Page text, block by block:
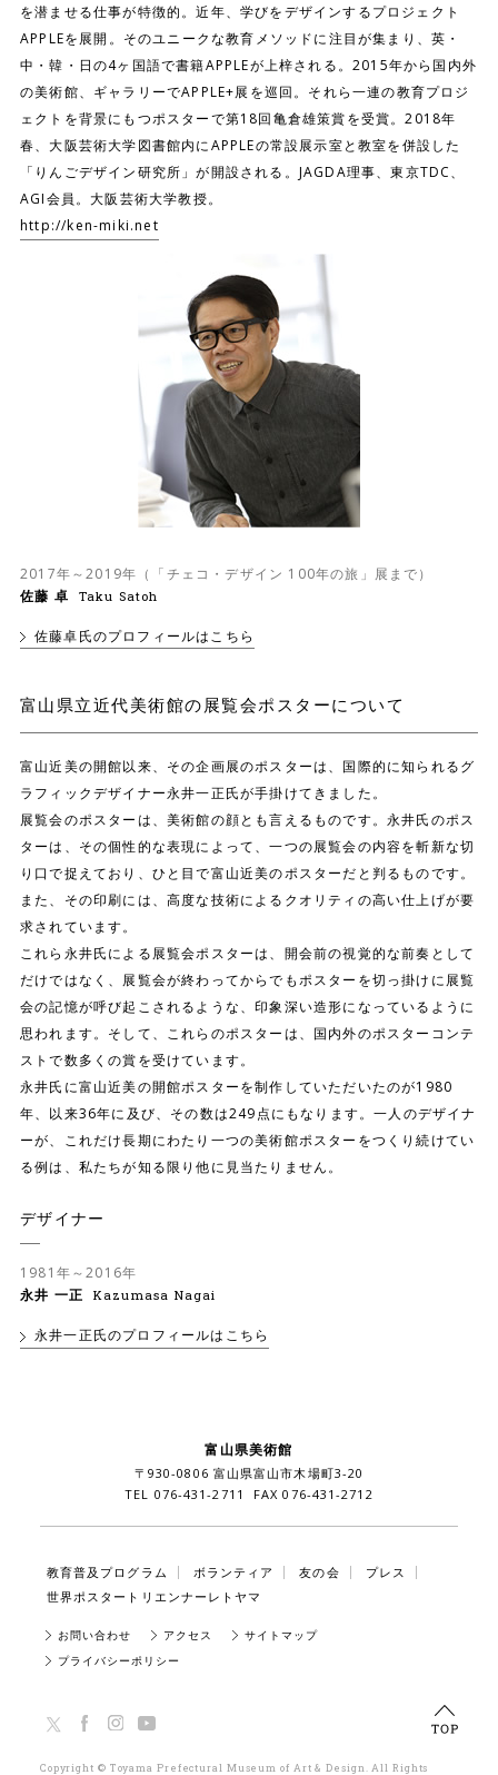
を潜ませる仕事が特徴的。近年、学びをデザインするプロジェクト
APPLEを展開。そのユニークな教育メソッドに注目が集まり、英・
中・韓・日の4ヶ国語で書籍APPLEが上梓される。2015年から国内外
の美術館、ギャラリーでAPPLE+展を巡回。それら一連の教育プロジ
ェクトを背景にもつポスターで第18回亀倉雄策賞を受賞。2018年
春、大阪芸術大学図書館内にAPPLEの常設展示室と教室を併設した
「りんごデザイン研究所」が開設される。JAGDA理事、東京TDC、
AGI会員。大阪芸術大学教授。
http://ken-miki.net
2017年～2019年（「チェコ・デザイン 100年の旅」展まで）
佐藤 卓
Taku Satoh
佐藤卓氏のプロフィールはこちら
富山県立近代美術館の展覧会ポスターについて
富山近美の開館以来、その企画展のポスターは、国際的に知られるグ
ラフィックデザイナー永井一正氏が手掛けてきました。
展覧会のポスターは、美術館の顔とも言えるものです。永井氏のポス
ターは、その個性的な表現によって、一つの展覧会の内容を斬新な切
り口で捉えており、ひと目で富山近美のポスターだと判るものです。
また、その印刷には、高度な技術によるクオリティの高い仕上げが要
求されています。
これら永井氏による展覧会ポスターは、開会前の視覚的な前奏として
だけではなく、展覧会が終わってからでもポスターを切っ掛けに展覧
会の記憶が呼び起こされるような、印象深い造形になっているように
思われます。そして、これらのポスターは、国内外のポスターコンテ
ストで数多くの賞を受けています。
永井氏に富山近美の開館ポスターを制作していただいたのが1980
年、以来36年に及び、その数は249点にもなります。一人のデザイナ
ーが、これだけ長期にわたり一つの美術館ポスターをつくり続けてい
る例は、私たちが知る限り他に見当たりません。
デザイナー
1981年～2016年
永井 一正
Kazumasa Nagai
永井一正氏のプロフィールはこちら
富山県美術館
〒930-0806 富山県富山市木場町3-20
TEL 076-431-2711 FAX 076-431-2712
教育普及プログラム ボランティア 友の会
プレス
世界ポスタートリエンナーレトヤマ
お問い合わせ アクセス
サイトマップ
プライバシーポリシー
Copyright © Toyama Prefectural Museum of Art & Design. All Rights